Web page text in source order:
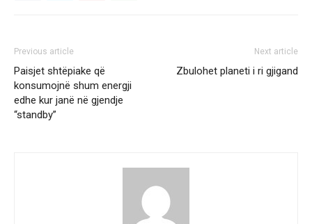
Previous article
Paisjet shtëpiake që
konsumojnë shum energji
edhe kur janë në gjendje
“standby”
Next article
Zbulohet planeti i ri gjigand